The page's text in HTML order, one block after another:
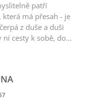
patří
má přesah - je
z duše a duši
cesty k sobě, do...